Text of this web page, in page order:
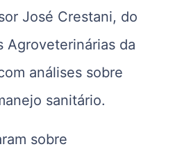
José Crestani, do
Agroveterinárias da
análises sobre
sanitário.
sobre